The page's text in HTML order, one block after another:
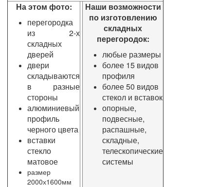
На этом фото:
перегородка
из 2-х
складных
дверей
двери
складываются
в разные
стороны
алюминиевый
профиль
черного цвета
вставки
стекло
матовое
размер
2000х1600мм
Наши возможности
по изготовлению
складных
перегородок:
любые размеры
более 15 видов
профиля
более 50 видов
стекол и вставок
опорные,
подвесные,
распашные,
складные,
телескопические
системы